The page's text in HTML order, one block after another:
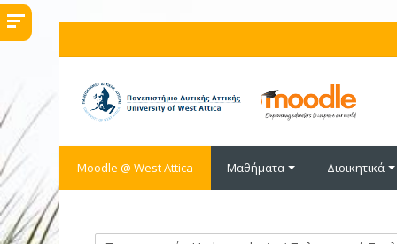
Μετάβαση στο κεντρικό περιεχόμενο
Moodle @ West Attica Μαθήματα Διοικητικά